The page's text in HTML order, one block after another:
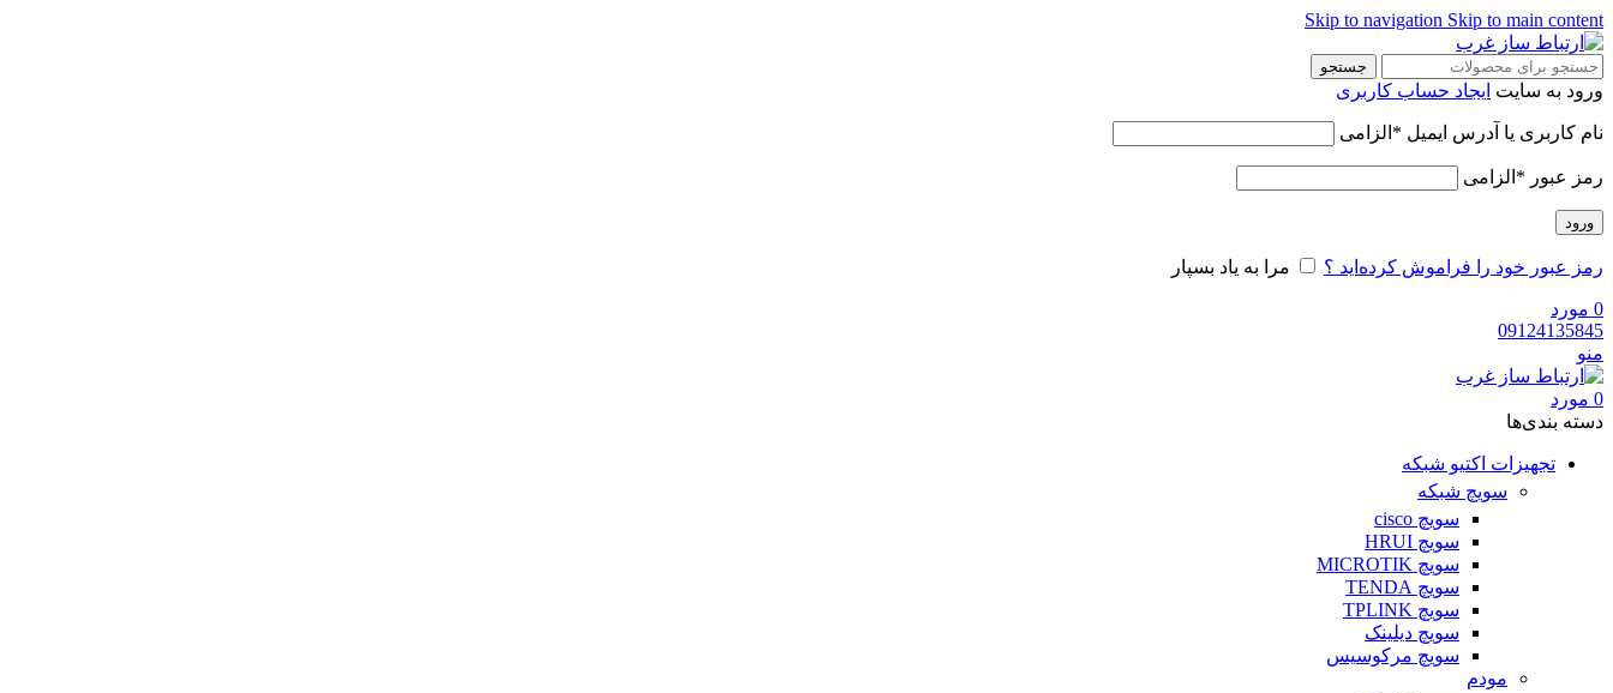
Skip to navigation Skip to main content
جستجو
ورود به سایت ایجاد حساب کاربری
نام کاربری یا آدرس ایمیل * الزامی
رمز عبور * الزامی
ورود
رمز عبور خود را فراموش کرده‌اید ؟ مرا به یاد بسپار
0 مورد
09124135845
منو
0 مورد
دسته‌ بندی‌ها
تجهیزات اکتیو شبکه
سویچ شبکه
سویچ cisco
سویچ HRUI
سویچ MICROTIK
سویچ TENDA
سویچ TPLINK
سویچ دیلینک
سویچ مرکوسیس
مودم